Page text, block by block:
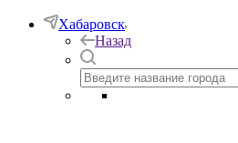
Хабаровск
Назад